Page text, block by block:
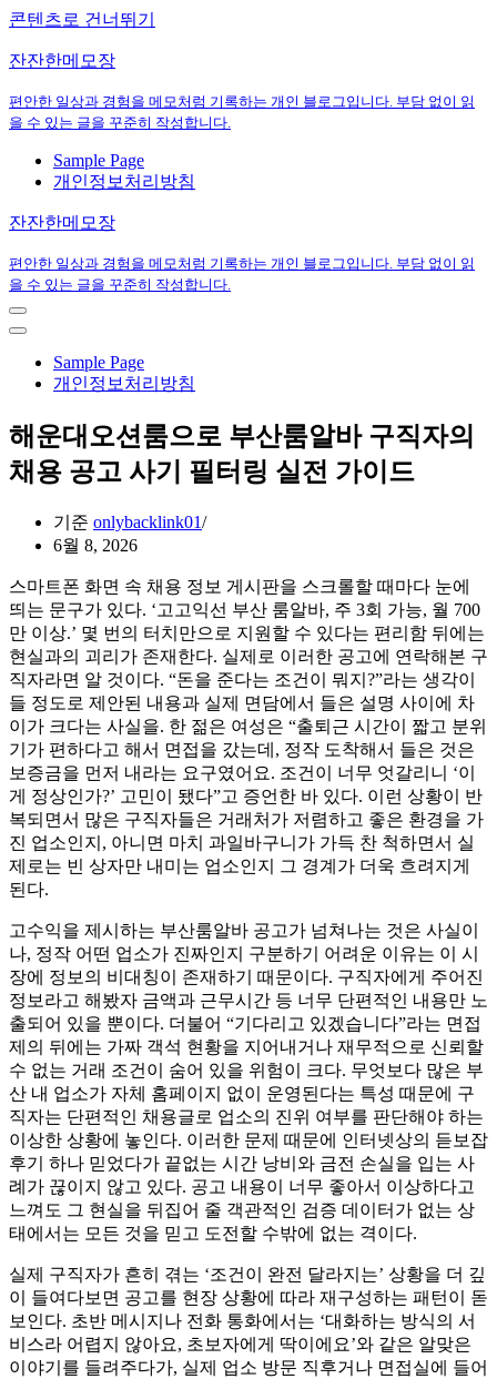
콘텐츠로 건너뛰기
잔잔한메모장
편안한 일상과 경험을 메모처럼 기록하는 개인 블로그입니다. 부담 없이 읽
을 수 있는 글을 꾸준히 작성합니다.
Sample Page
개인정보처리방침
잔잔한메모장
편안한 일상과 경험을 메모처럼 기록하는 개인 블로그입니다. 부담 없이 읽
을 수 있는 글을 꾸준히 작성합니다.
내
비
뉴
내
메
뉴
Sample Page
개인정보처리방침
해운대오션룸으로 부산룸알바 구직자의
채용 공고 사기 필터링 실전 가이드
기준 onlybacklink01
6월 8, 2026
스마트폰 화면 속 채용 정보 게시판을 스크롤할 때마다 눈에
띄는 문구가 있다. ‘고고익선 부산 룸알바, 주 3회 가능, 월 700
만 이상.’ 몇 번의 터치만으로 지원할 수 있다는 편리함 뒤에는
현실과의 괴리가 존재한다. 실제로 이러한 공고에 연락해본 구
직자라면 알 것이다. “돈을 준다는 조건이 뭐지?”라는 생각이
들 정도로 제안된 내용과 실제 면담에서 들은 설명 사이에 차
이가 크다는 사실을. 한 젊은 여성은 “출퇴근 시간이 짧고 분위
기가 편하다고 해서 면접을 갔는데, 정작 도착해서 들은 것은
보증금을 먼저 내라는 요구였어요. 조건이 너무 엇갈리니 ‘이
게 정상인가?’ 고민이 됐다”고 증언한 바 있다. 이런 상황이 반
복되면서 많은 구직자들은 거래처가 저렴하고 좋은 환경을 가
진 업소인지, 아니면 마치 과일바구니가 가득 찬 척하면서 실
제로는 빈 상자만 내미는 업소인지 그 경계가 더욱 흐려지게
된다.
고수익을 제시하는 부산룸알바 공고가 넘쳐나는 것은 사실이
나, 정작 어떤 업소가 진짜인지 구분하기 어려운 이유는 이 시
장에 정보의 비대칭이 존재하기 때문이다. 구직자에게 주어진
정보라고 해봤자 금액과 근무시간 등 너무 단편적인 내용만 노
출되어 있을 뿐이다. 더불어 “기다리고 있겠습니다”라는 면접
제의 뒤에는 가짜 객석 현황을 지어내거나 재무적으로 신뢰할
수 없는 거래 조건이 숨어 있을 위험이 크다. 무엇보다 많은 부
산 내 업소가 자체 홈페이지 없이 운영된다는 특성 때문에 구
직자는 단편적인 채용글로 업소의 진위 여부를 판단해야 하는
이상한 상황에 놓인다. 이러한 문제 때문에 인터넷상의 듣보잡
후기 하나 믿었다가 끝없는 시간 낭비와 금전 손실을 입는 사
례가 끊이지 않고 있다. 공고 내용이 너무 좋아서 이상하다고
느껴도 그 현실을 뒤집어 줄 객관적인 검증 데이터가 없는 상
태에서는 모든 것을 믿고 도전할 수밖에 없는 격이다.
실제 구직자가 흔히 겪는 ‘조건이 완전 달라지는’ 상황을 더 깊
이 들여다보면 공고를 현장 상황에 따라 재구성하는 패턴이 돋
보인다. 초반 메시지나 전화 통화에서는 ‘대화하는 방식의 서
비스라 어렵지 않아요, 초보자에게 딱이에요’와 같은 알맞은
이야기를 들려주다가, 실제 업소 방문 직후거나 면접실에 들어